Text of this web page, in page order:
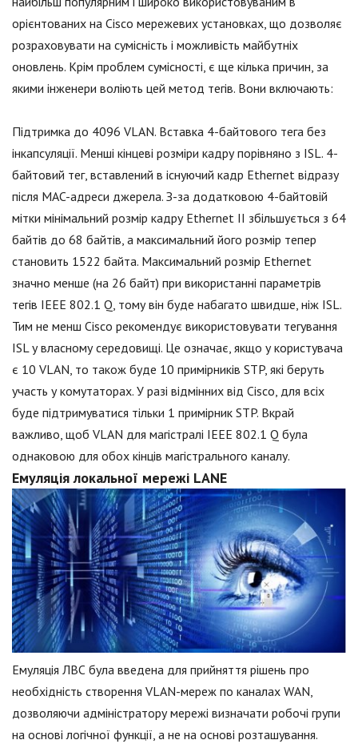
орієнтованих на Cisco мережевих установках, що дозволяє
розраховувати на сумісність і можливість майбутніх
оновлень. Крім проблем сумісності, є ще кілька причин, за
якими інженери воліють цей метод тегів. Вони включають:
Підтримка до 4096 VLAN. Вставка 4-байтового тега без
інкапсуляції. Менші кінцеві розміри кадру порівняно з ISL. 4-
байтовий тег, вставлений в існуючий кадр Ethernet відразу
після MAC-адреси джерела. З-за додатковою 4-байтовій
мітки мінімальний розмір кадру Ethernet II збільшується з 64
байтів до 68 байтів, а максимальний його розмір тепер
становить 1522 байта. Максимальний розмір Ethernet
значно менше (на 26 байт) при використанні параметрів
тегів IEEE 802.1 Q, тому він буде набагато швидше, ніж ISL.
Тим не менш Cisco рекомендує використовувати тегування
ISL у власному середовищі. Це означає, якщо у користувача
є 10 VLAN, то також буде 10 примірників STP, які беруть
участь у комутаторах. У разі відмінних від Cisco, для всіх
буде підтримуватися тільки 1 примірник STP. Вкрай
важливо, щоб VLAN для магістралі IEEE 802.1 Q була
однаковою для обох кінців магістрального каналу.
Емуляція локальної мережі LANE
Емуляція ЛВС була введена для прийняття рішень про
необхідність створення VLAN-мереж по каналах WAN,
дозволяючи адміністратору мережі визначати робочі групи
на основі логічної функції, а не на основі розташування.